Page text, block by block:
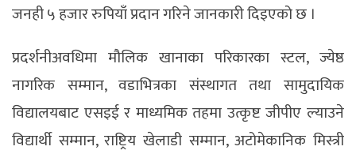
जनही ५ हजार रुपियाँ प्रदान गरिने जानकारी दिइएको छ ।
प्रदर्शनीअवधिमा मौलिक खानाका परिकारका स्टल, ज्येष्ठ
नागरिक सम्मान, वडाभित्रका संस्थागत तथा सामुदायिक
विद्यालयबाट एसइई र माध्यमिक तहमा उत्कृष्ट जीपीए ल्याउने
विद्यार्थी सम्मान, राष्ट्रिय खेलाडी सम्मान, अटोमेकानिक मिस्त्री